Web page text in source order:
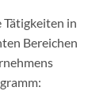
in
Bereichen